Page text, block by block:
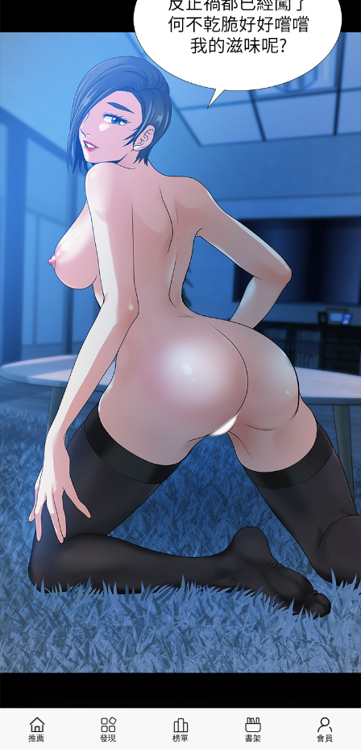
推薦 發現 榜單 書架 會員